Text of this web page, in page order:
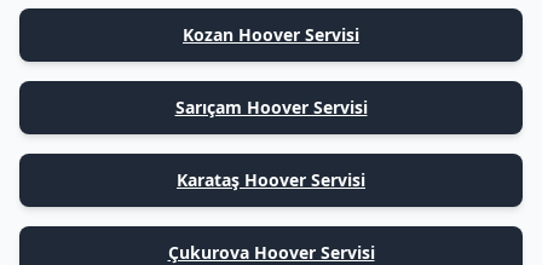
Kozan Hoover Servisi
Sarıçam Hoover Servisi
Karataş Hoover Servisi
Çukurova Hoover Servisi